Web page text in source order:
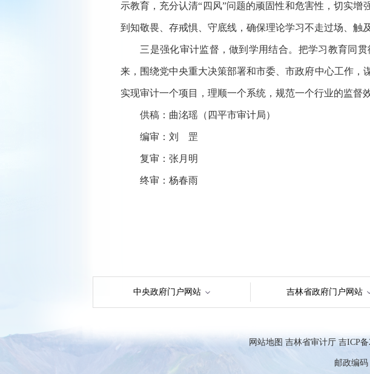
示教育，充分认清“四风”问题的顽固性和危害性，切实
到知敬畏、存戒惧、守底线，确保理论学习不走过场、触及
三是强化审计监督，做到学用结合。把学习教育同贯
来，围绕党中央重大决策部署和市委、市政府中心工作，
实现审计一个项目，理顺一个系统，规范一个行业的监督效
供稿：曲洺瑶（四平市审计局）
编审：刘 罡
复审：张月明
终审：杨春雨
中央政府门户网站 吉林省政府门户网站
网站地图 吉林省审计厅 吉ICP备
邮政编码